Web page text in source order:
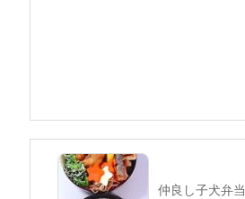
k
仲良し子犬弁当